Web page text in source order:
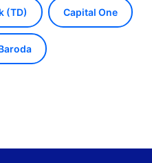
(TD) Capital One